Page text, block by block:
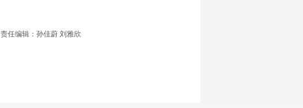
责任编辑：孙佳蔚 刘雅欣